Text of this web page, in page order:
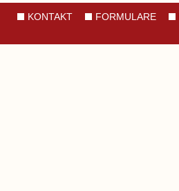
KONTAKT FORMULARE